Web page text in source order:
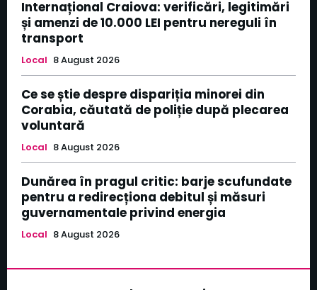
Internațional Craiova: verificări, legitimări
și amenzi de 10.000 LEI pentru nereguli în
transport
Local 8 August 2026
Ce se știe despre dispariția minorei din
Corabia, căutată de poliție după plecarea
voluntară
Local 8 August 2026
Dunărea în pragul critic: barje scufundate
pentru a redirecționa debitul și măsuri
guvernamentale privind energia
Local 8 August 2026